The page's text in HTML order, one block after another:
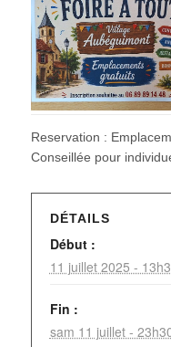
Reservation :
Conseillée pour
DÉTAILS
Début :
11 juillet 2025 -
Fin :
sam 11 juillet -